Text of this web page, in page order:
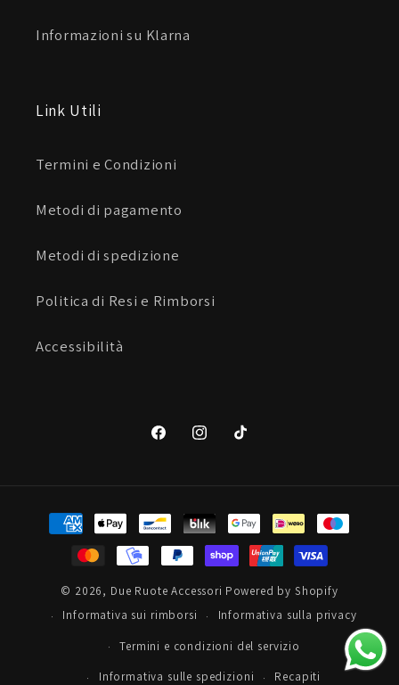
Informazioni su Klarna
Link Utili
Termini e Condizioni
Metodi di pagamento
Metodi di spedizione
Politica di Resi e Rimborsi
Accessibilità
FacebookInstagramTikTok
Metodi
di
pagamento
© 2026, Due Ruote Accessori Powered by Shopify
Informativa sui rimborsi
Informativa sulla privacy
Termini e condizioni del servizio
Informativa sulle spedizioni Recapiti